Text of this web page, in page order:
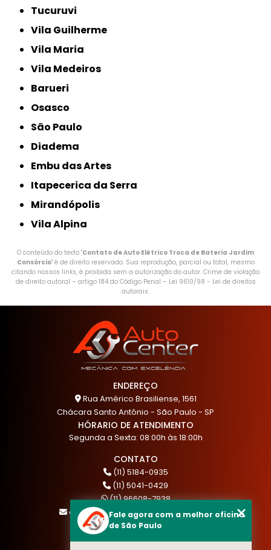
Tucuruvi
Vila Guilherme
Vila Maria
Vila Medeiros
Barueri
Osasco
São Paulo
Diadema
Embu das Artes
Itapecerica da Serra
Mirandópolis
Vila Alpina
O conteúdo do texto "Contato de Auto Elétrico Troca de Bateria Jardim
Consórcio" é de direito reservado. Sua reprodução, parcial ou total, mesmo
citando nossos links, é proibida sem a autorização do autor. Crime de violação
de direito autoral – artigo 184 do Código Penal – Lei 9610/98 - Lei de direitos
autorais.
ENDEREÇO
Rua Américo Brasiliense, 1561
Chácara Santo Antônio - São Paulo - SP
HÓRARIO DE ATENDIMENTO
Segunda a Sexta: 08:00h às 18:00h
CONTATO
(11) 5184-0935
(11) 5041-0429
(11) 96608-7938
atendimento@akautocenter.com.br
Fale agora com a melhor oficina
de São Paulo